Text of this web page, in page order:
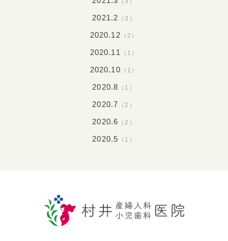
2021.2 （3）
2020.12 （2）
2020.11 （1）
2020.10 （1）
2020.8 （1）
2020.7 （2）
2020.6 （2）
2020.5 （1）